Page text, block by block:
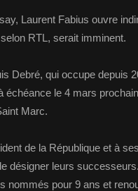
Laurent Fabius ouvre
RTL, serait imminent.
Debré, qui occupe depuis
échéance le 4 mars
Marc.
de la République et à
désigner leurs
nommés pour 9 ans et